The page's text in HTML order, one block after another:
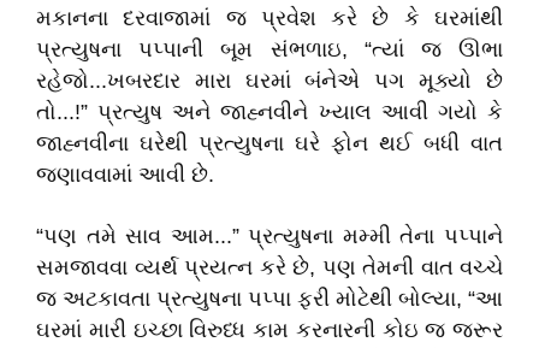
મકાનના દરવાજામાં જ પ્રવેશ કરે છે કે ઘરમાંથી
પ્રત્યુષના પપ્પાની બૂમ સંભળાઇ, “ત્યાં જ ઊભા
રહેજો...ખબરદાર મારા ઘરમાં બંનેએ પગ મૂક્યો છે
તો...!” પ્રત્યુષ અને જાહ્નવીને ખ્યાલ આવી ગયો કે
જાહ્નવીના ઘરેથી પ્રત્યુષના ઘરે ફોન થઈ બધી વાત
જણાવવામાં આવી છે.
“પણ તમે સાવ આમ...” પ્રત્યુષના મમ્મી તેના પપ્પાને
સમજાવવા વ્યર્થ પ્રયત્ન કરે છે, પણ તેમની વાત વચ્ચે
જ અટકાવતા પ્રત્યુષના પપ્પા ફરી મોટેથી બોલ્યા, “આ
ઘરમાં મારી ઇચ્છા વિરુધ્ધ કામ કરનારની કોઇ જ જરૂર